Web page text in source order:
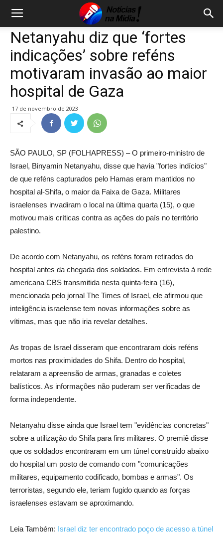
Netanyahu diz que ‘fortes
indicações’ sobre reféns
motivaram invasão ao maior
hospital de Gaza
17 de novembro de 2023
SÃO PAULO, SP (FOLHAPRESS) – O primeiro-ministro de
Israel, Binyamin Netanyahu, disse que havia "fortes indícios"
de que reféns capturados pelo Hamas eram mantidos no
hospital al-Shifa, o maior da Faixa de Gaza. Militares
israelenses invadiram o local na última quarta (15), o que
motivou mais críticas contra as ações do país no território
palestino.
De acordo com Netanyahu, os reféns foram retirados do
hospital antes da chegada dos soldados. Em entrevista à rede
americana CBS transmitida nesta quinta-feira (16),
mencionada pelo jornal The Times of Israel, ele afirmou que
inteligência israelense tem novas informações sobre as
vítimas, mas que não iria revelar detalhes.
As tropas de Israel disseram que encontraram dois reféns
mortos nas proximidades do Shifa. Dentro do hospital,
relataram a apreensão de armas, granadas e coletes
balísticos. As informações não puderam ser verificadas de
forma independente.
Netanyahu disse ainda que Israel tem "evidências concretas"
sobre a utilização do Shifa para fins militares. O premiê disse
que os soldados encontraram em um túnel construído abaixo
do hospital um posto de comando com "comunicações
militares, equipamento codificado, bombas e armas". Os
terroristas, segundo ele, teriam fugido quando as forças
israelenses estavam se aproximando.
Leia Também: Israel diz ter encontrado poço de acesso a túnel